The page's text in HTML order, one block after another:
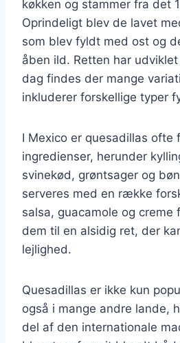
køkken og stammer fra det
Oprindeligt blev de lavet
som blev fyldt med ost og
åben ild. Retten har
dag findes der mange
inkluderer forskellige typer
I Mexico er quesadillas
ingredienser, herunder
svinekød, grøntsager og
serveres med en række
salsa, guacamole og creme
dem til en alsidig ret, der
lejlighed.
Quesadillas er ikke kun
også i mange andre lande,
del af den internationale